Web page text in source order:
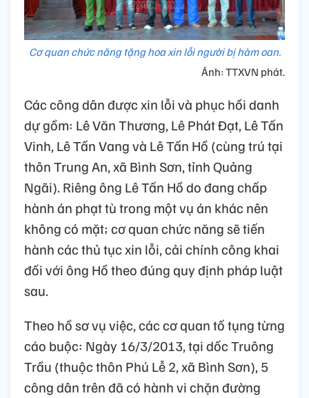
Cơ quan chức năng tặng hoa xin lỗi người bị hàm oan.
Ảnh: TTXVN phát.
Các công dân được xin lỗi và phục hồi danh
dự gồm: Lê Văn Thương, Lê Phát Đạt, Lê Tấn
Vinh, Lê Tấn Vang và Lê Tấn Hồ (cùng trú tại
thôn Trung An, xã Bình Sơn, tỉnh Quảng
Ngãi). Riêng ông Lê Tấn Hồ do đang chấp
hành án phạt tù trong một vụ án khác nên
không có mặt; cơ quan chức năng sẽ tiến
hành các thủ tục xin lỗi, cải chính công khai
đối với ông Hồ theo đúng quy định pháp luật
sau.
Theo hồ sơ vụ việc, các cơ quan tố tụng từng
cáo buộc: Ngày 16/3/2013, tại dốc Truông
Trầu (thuộc thôn Phú Lễ 2, xã Bình Sơn), 5
công dân trên đã có hành vi chặn đường